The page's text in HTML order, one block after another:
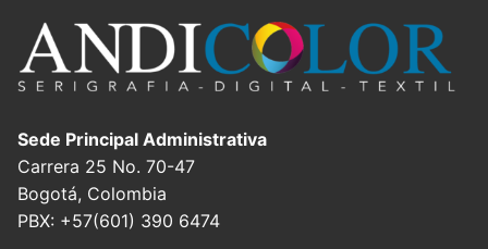
Sede Principal Administrativa
Carrera 25 No. 70-47
Bogotá, Colombia
PBX: +57(601) 390 6474